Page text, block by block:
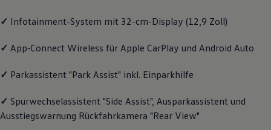
Wallbox und Ladekabel
Dienste für Ihr Modell finden
Volkswagen Apps, Login und Shop
Updates für Software, Karten und Radio
Vorgängermodelle
Kundeninformationen
Volkswagen Kundenbetreuung
✓ Infotainment-System mit 32-cm-Display (12,9 Zoll)
✓ App‑Connect Wireless für Apple CarPlay und Android Auto
✓ Parkassistent "Park Assist" inkl. Einparkhilfe
✓ Spurwechselassistent "Side Assist", Ausparkassistent und
Ausstiegswarnung Rückfahrkamera "Rear View"